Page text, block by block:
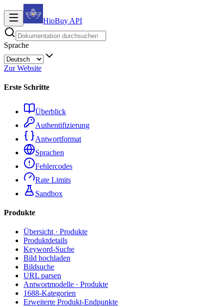
HioBuy API
Sprache
Zur Website
Erste Schritte
Überblick
Authentifizierung
Antwortformat
Sprachen
Fehlercodes
Rate Limits
Sandbox
Produkte
Übersicht · Produkte
Produktdetails
Keyword-Suche
Bild hochladen
Bildsuche
URL parsen
Antwortmodelle · Produkte
1688-Kategorien
Erweiterte Produkt-Endpunkte